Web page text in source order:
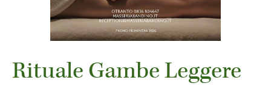
Rituale Gambe Leggere